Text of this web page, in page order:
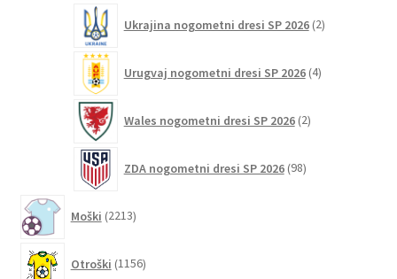
Ukrajina nogometni dresi SP 2026 2izdelka
Urugvaj nogometni dresi SP 2026 4izdelki
Wales nogometni dresi SP 2026 2izdelka
ZDA nogometni dresi SP 2026 98izdelkov
Moški 2213izdelkov
Otroški 1156izdelkov